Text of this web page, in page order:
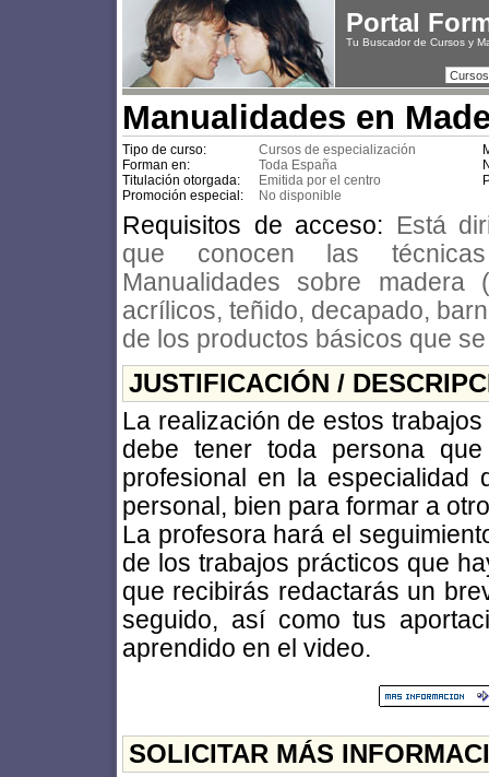
Portal
Tu Buscador de Cursos y
Manualidades en
Tipo de curso: Cursos de especialización
Forman en:
Toda España
Titulación otorgada:
Emitida por el centro
Promoción especial:
No disponible
Requisitos de acceso: Está
que conocen las
Manualidades sobre madera
acrílicos, teñido, decapado,
de los productos básicos que
JUSTIFICACIÓN /
La realización de estos
debe tener toda persona
profesional en la especialidad
personal, bien para formar a
La profesora hará el
de los trabajos prácticos que
que recibirás redactarás un
seguido, así como tus
aprendido en el video.
SOLICITAR MÁS